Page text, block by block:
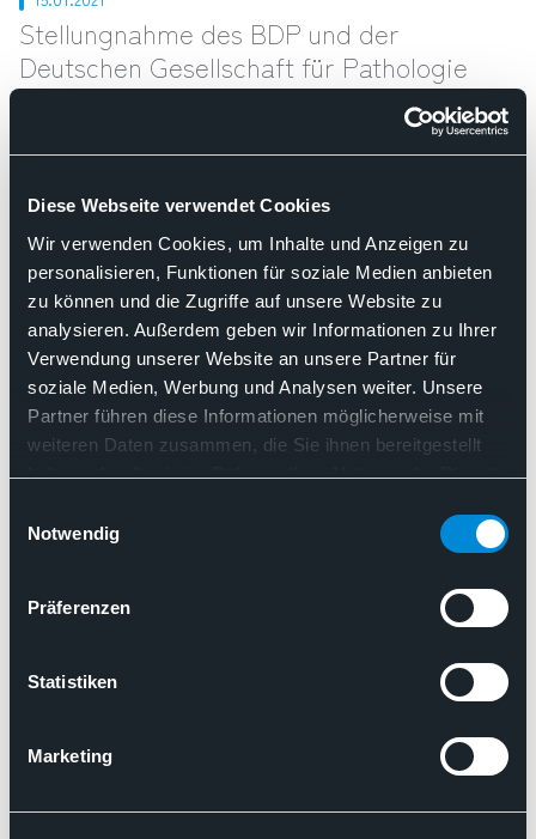
Diese Webseite verwendet Cookies
Wir verwenden Cookies, um Inhalte und Anzeigen zu
personalisieren, Funktionen für soziale Medien anbieten
zu können und die Zugriffe auf unsere Website zu
analysieren. Außerdem geben wir Informationen zu Ihrer
Verwendung unserer Website an unsere Partner für
soziale Medien, Werbung und Analysen weiter. Unsere
Partner führen diese Informationen möglicherweise mit
weiteren Daten zusammen, die Sie ihnen bereitgestellt
haben oder die sie im Rahmen Ihrer Nutzung der Dienste
Cookies, wenn Sie unsere Webseite weiterhin nutzen.
Notwendig
Präferenzen
Statistiken
Marketing
Stellungnahme des BDP und der
Deutschen Gesellschaft für Pathologie
(DGP)
Neuregelung der ärztlichen
Ausbildung
Der BDP und die DGP begrüßen die Neuformulierung der
Approbationsordnung. Wir halten gleichwohl fünf
Modifikationen am Referentenentwurf für dringlich.
Alternative Formulierungsvorschläge mit Begründungen
sind in der vollständigen Stellungnahme unten als Download
zu lesen.
Download
Stellungnahme BDP DGP 15.01.2021
ärztlichen Ausbildung